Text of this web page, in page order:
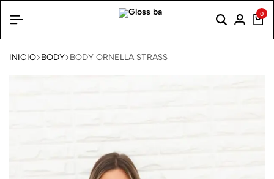
0
INICIO BODY BODY ORNELLA STRASS